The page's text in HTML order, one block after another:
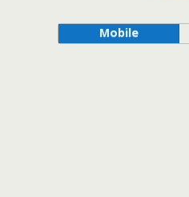
Mobile